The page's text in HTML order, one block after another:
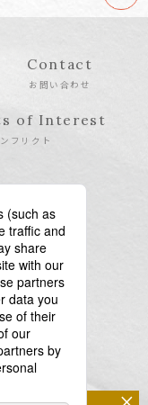
Contact
お問い合わせ
of Interest
フリクト